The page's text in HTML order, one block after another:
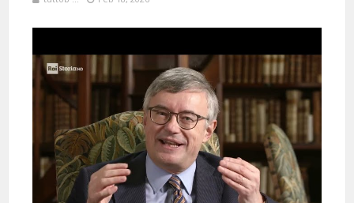
@vangabondo1Said: 1 Months 2 Days 12 Hours 54 Minutes ago
Ricordo ancora le ricerche casa per casa, vennero pure a casa mia a
cercarlo. Una mattina prestissimo, avevo circa 12 anni e rammento di
essermi svegliato con tre- quattro carabinieri che frugavano nella mia